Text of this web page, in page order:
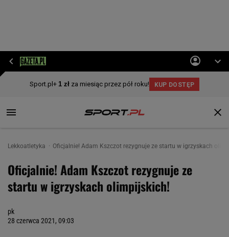
Lekkoatletyka Oficjalnie! Adam Kszczot rezygnuje ze startu w igrzyskach
Oficjalnie! Adam Kszczot rezygnuje ze
startu w igrzyskach olimpijskich!
pk
28 czerwca 2021, 09:03